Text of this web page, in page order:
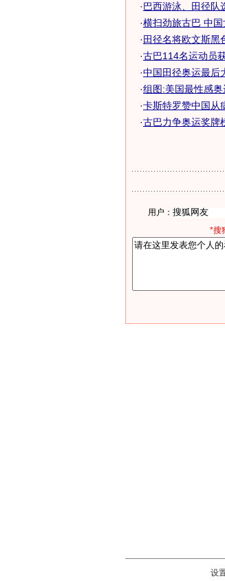
·巴西游泳、田径队
·横扫劲旅古巴 中
· 田径名将欧文斯黑
·古巴114名运动员
·中国田径奥运最后
·组图:美国最性感
·卡斯特罗赞中国从
·古巴力争奥运奖牌
用户：
*搜
设